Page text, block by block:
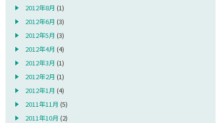
2012年8月 (1)
2012年6月 (3)
2012年5月 (3)
2012年4月 (4)
2012年3月 (1)
2012年2月 (1)
2012年1月 (4)
2011年11月 (5)
2011年10月 (2)